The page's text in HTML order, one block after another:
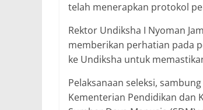
telah menerapkan protokol
Rektor Undiksha I Nyoman
memberikan perhatian pada
ke Undiksha untuk
Pelaksanaan seleksi,
Kementerian Pendidikan dan